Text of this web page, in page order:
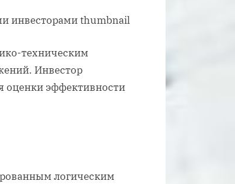
техническим
Инвестор
оценки эффективности
логическим